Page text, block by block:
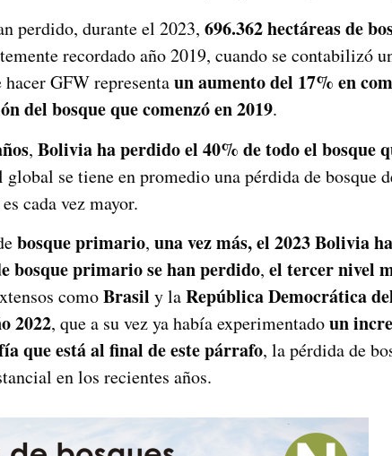
perdido, durante el 2023, 696.362 hectáreas de
recordado año 2019, cuando se contabilizó
GFW representaun aumento del 17% en
del bosque que comenzó en 2019.
, Bolivia haperdido el 40% de todo el bosque
global se tiene en promedio una pérdida de
cada vez mayor.
bosque primario, una vez más, el 2023 Bolivia
bosque primario se han perdido, el tercer nivel
comoBrasil y laRepública Democrática
2022, que a su vez ya había experimentadoun
que está al final de este párrafo, la pérdida de
en los recientes años.